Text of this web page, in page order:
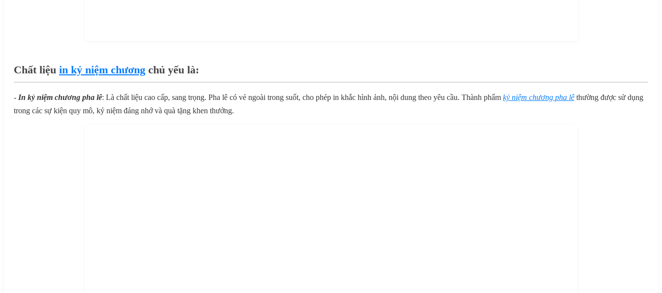
Chất liệu in kỷ niệm chương chủ yếu là:
- In kỷ niệm chương pha lê: Là chất liệu cao cấp, sang trọng. Pha lê có vẻ ngoài trong suốt, cho phép in khắc hình ảnh, nội dung theo yêu cầu. Thành phẩm kỷ niệm chương pha lê thường được sử dụng
trong các sự kiện quy mô, kỷ niệm đáng nhớ và quà tặng khen thưởng.